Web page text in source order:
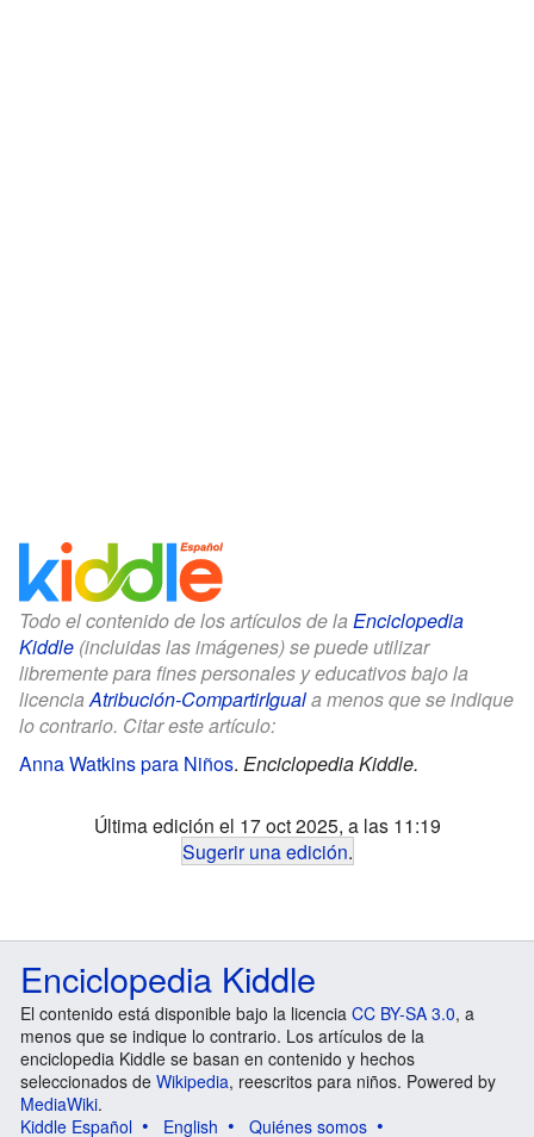
Todo el contenido de los artículos de la Enciclopedia
Kiddle (incluidas las imágenes) se puede utilizar
libremente para fines personales y educativos bajo la
licenciaAtribución-CompartirIguala menos que se indique
lo contrario. Citar este artículo:
Anna Watkins para Niños. Enciclopedia Kiddle.
Última edición el 17 oct 2025, a las 11:19
Sugerir una edición.
Enciclopedia Kiddle
El contenido está disponible bajo la licencia CC BY-SA 3.0, a
menos que se indique lo contrario. Los artículos de la
enciclopedia Kiddle se basan en contenido y hechos
seleccionados de Wikipedia, reescritos para niños. Powered by
MediaWiki.
Kiddle Español
English Quiénes somos